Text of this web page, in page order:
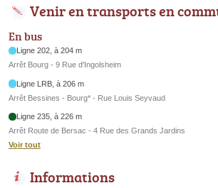
Venir en transports en
En bus
Ligne 202, à 204 m
Arrêt Bourg - 9 Rue d'Ingolsheim
Ligne LRB, à 206 m
Arrêt Bessines - Bourg* - Rue Louis Seyvaud
Ligne 235, à 226 m
Arrêt Route de Bersac - 4 Rue des Grands Jardins
Voir tout
Informations